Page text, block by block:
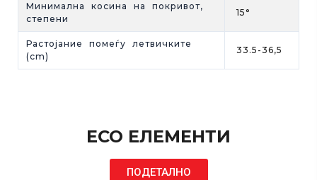
Минимална косина на покривот,
степени
15°
Растојание помеѓу летвичките
(cm)
33.5-36,5
ECO ЕЛЕМЕНТИ
ПОДЕТАЛНО